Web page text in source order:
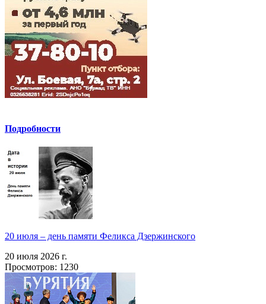
Подробности
20 июля – день памяти Феликса Дзержинского
20 июля 2026 г.
Просмотров: 1230